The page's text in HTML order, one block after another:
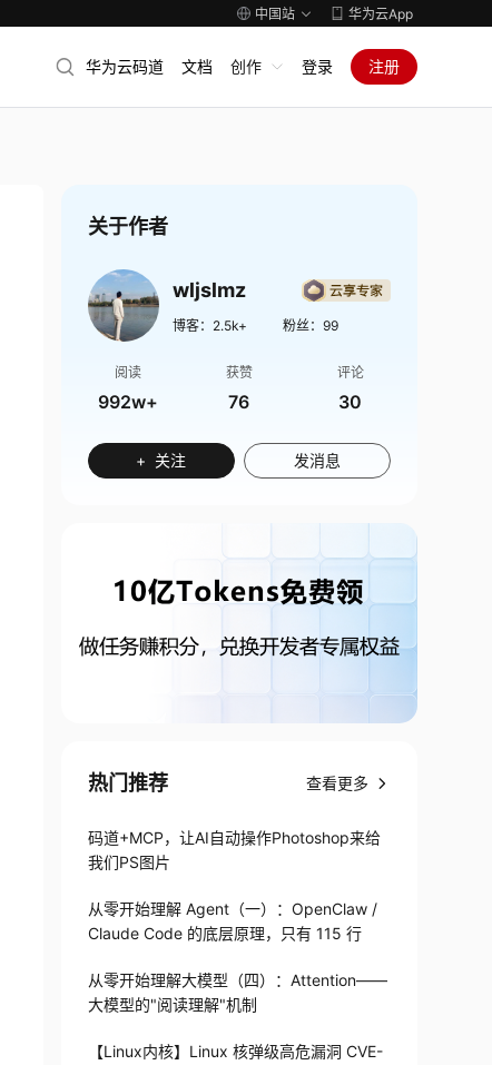
中国站 华为云App
华为云码道 文档 创作 登录 注册
关于作者
wljslmz
博客： 2.5k+ 粉丝： 99
阅读
992w+
获赞
76
评论
30
+ 关注 发消息
热门推荐 查看更多
码道+MCP，让AI自动操作Photoshop来给
我们PS图片
从零开始理解 Agent（一）：OpenClaw /
Claude Code 的底层原理，只有 115 行
从零开始理解大模型（四）：Attention——
大模型的"阅读理解"机制
【Linux内核】Linux 核弹级高危漏洞 CVE-